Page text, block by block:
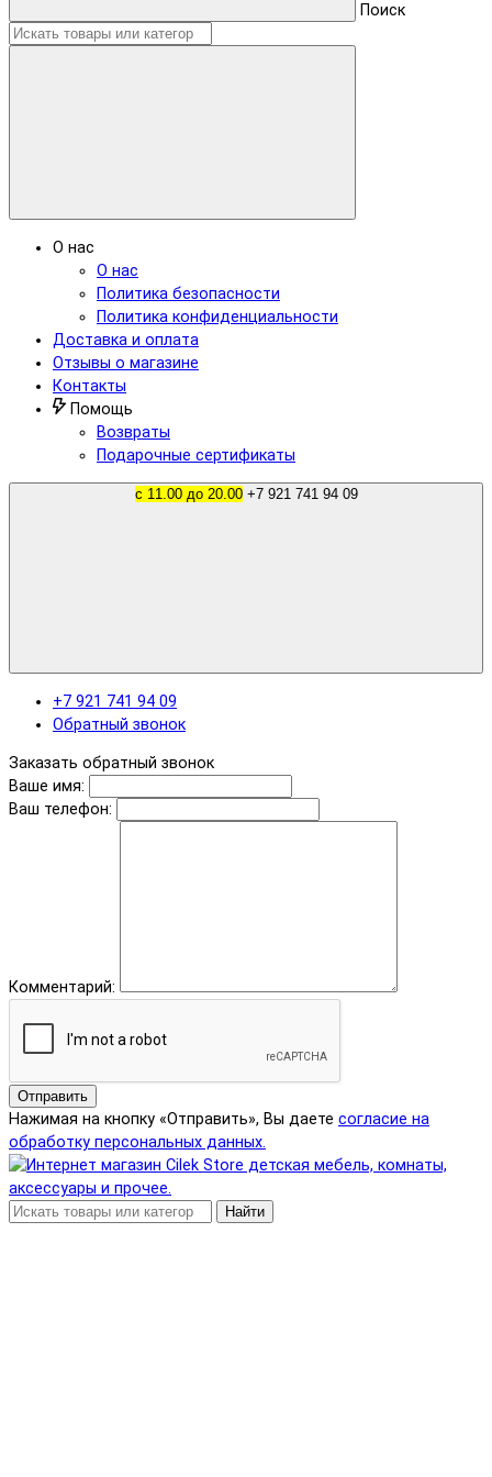
Поиск
О нас
О нас
Политика безопасности
Политика конфиденциальности
Доставка и оплата
Отзывы о магазине
Контакты
Помощь
Возвраты
Подарочные сертификаты
с 11.00 до 20.00 +7 921 741 94 09
+7 921 741 94 09
Обратный звонок
Заказать обратный звонок
Ваше имя:
Ваш телефон:
Комментарий:
Отправить
Нажимая на кнопку «Отправить», Вы даете согласие на
обработку персональных данных.
Найти